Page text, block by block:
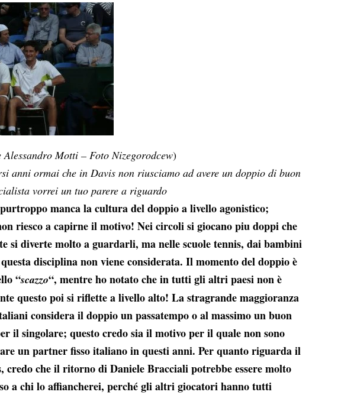
Alessandro Motti – Foto Nizegorodcew)
anni ormai che in Davis non riusciamo ad avere un doppio di buon
vorrei un tuo parere a riguardo
manca la cultura del doppio a livello agonistico;
riesco a capirne il motivo! Nei circoli si giocano piu doppi che
si diverte molto a guardarli, ma nelle scuole tennis, dai bambini
disciplina non viene considerata. Il momento del doppio è
“scazzo“, mentre ho notato che in tutti gli altri paesi non è
questo poi si riflette a livello alto! La stragrande maggioranza
considera il doppio un passatempo o al massimo un buon
il singolare; questo credo sia il motivo per il quale non sono
un partner fisso italiano in questi anni. Per quanto riguarda il
credo che il ritorno di Daniele Bracciali potrebbe essere molto
a chi lo affiancherei, perché gli altri giocatori hanno tutti